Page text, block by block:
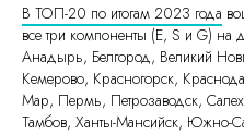
В ТОП-20 по итогам 2023 года
все три компоненты (E, S и G) на
Анадырь, Белгород, Великий
Кемерово, Красногорск,
Мар, Пермь, Петрозаводск,
Тамбов, Ханты-Мансийск, Южно-